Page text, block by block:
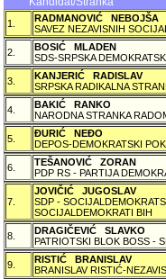
1.
RADMANOVIĆ NEBOJŠA
SAVEZ NEZAVISNIH
2.
BOSIĆ MLADEN
SDS-SRPSKA
3.
KANJERIĆ RADISLAV
SRPSKA RADIKALNA
4.
BAKIĆ RANKO
NARODNA STRANKA
5.
ÐURIĆ NEÐO
DEPOS-DEMOKRATSKI
6.
TEŠANOVIĆ ZORAN
PDP RS - PARTIJA
7.
JOVIČIĆ JUGOSLAV
SDP -
SOCIJALDEMOKRATI BIH
8.
DRAGIČEVIĆ SLAVKO
PATRIOTSKI BLOK BOSS -
9.
RISTIĆ BRANISLAV
BRANISLAV RISTIĆ-